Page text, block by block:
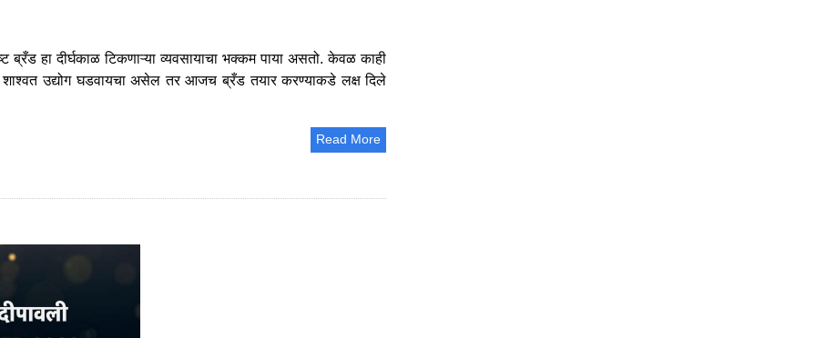
हा दीर्घकाळ टिकणाऱ्या व्यवसायाचा भक्कम पाया असतो. केवळ काही
शाश्वत उद्योग घडवायचा असेल तर आजच ब्रँड तयार करण्याकडे लक्ष दिले
Read More